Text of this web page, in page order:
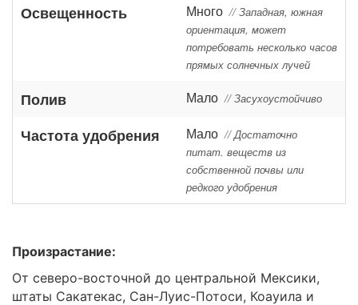
Освещенность Много // Западная, южная
ориентация, может
потребовать несколько часов
прямых солнечных лучей
Полив Мало // Засухоустойчиво
Частота удобрения Мало // Достаточно
питат. веществ из
собственной почвы или
редкого удобрения
Произрастание:
От северо-восточной до центральной Мексики,
штаты Сакатекас, Сан-Луис-Потоси, Коауила и